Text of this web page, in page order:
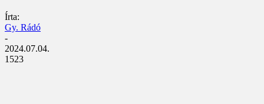
Írta:
Gy. Rádó
-
2024.07.04.
1523